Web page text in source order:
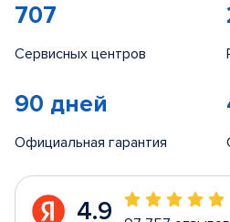
707
Сервисных центров
90 дней
Официальная гарантия
4.9